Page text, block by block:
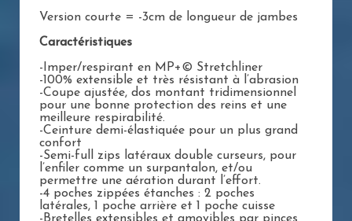
Version courte = -3cm de longueur de jambes
Caractéristiques
-Imper/respirant en MP+© Stretchliner
-100% extensible et très résistant à l’abrasion
-Coupe ajustée, dos montant tridimensionnel
pour une bonne protection des reins et une
meilleure respirabilité.
-Ceinture demi-élastiquée pour un plus grand
confort
-Semi-full zips latéraux double curseurs, pour
l’enfiler comme un surpantalon, et/ou
permettre une aération durant l’effort.
-4 poches zippées étanches : 2 poches
latérales, 1 poche arrière et 1 poche cuisse